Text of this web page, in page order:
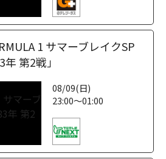
1 サマーブレイクSP
第2戦」
08/09(日)
23:00～01:00